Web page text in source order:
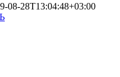
08-28T13:04:48+03:00